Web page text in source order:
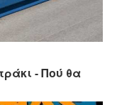
- Πού θα